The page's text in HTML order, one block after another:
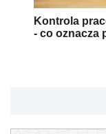
Kontrola
- co oznacza